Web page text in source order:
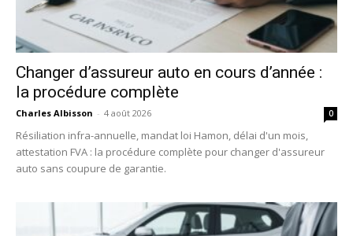
Changer d’assureur auto en cours d’année :
la procédure complète
Charles Albisson - 4 août 2026 0
Résiliation infra-annuelle, mandat loi Hamon, délai d'un mois,
attestation FVA : la procédure complète pour changer d'assureur
auto sans coupure de garantie.